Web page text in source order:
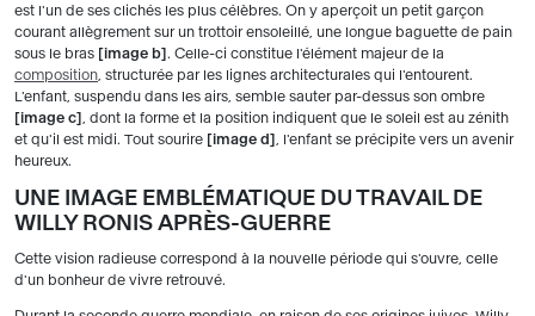
est l'un de ses clichés les plus célèbres. On y aperçoit un petit garçon
courant allègrement sur un trottoir ensoleillé, une longue baguette de pain
sous le bras
image b . Celle-ci constitue l'élément majeur de la
composition , structurée par les lignes architecturales qui l'entourent.
L'enfant, suspendu dans les airs, semble sauter par-dessus son ombre
image c
, dont la forme et la position indiquent que le soleil est au zénith
et qu'il est midi. Tout sourire
image d
, l'enfant se précipite vers un avenir
heureux.
UNE IMAGE EMBLÉMATIQUE DU TRAVAIL DE
WILLY RONIS APRÈS-GUERRE
Cette vision radieuse correspond à la nouvelle période qui s'ouvre, celle
d'un bonheur de vivre retrouvé.